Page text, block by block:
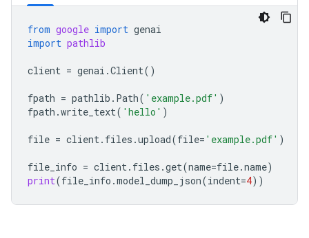
from google import genai
import pathlib
client = genai .Client()
fpath = pathlib . Path( 'example.pdf' )
fpath .write_text( 'hello' )
file = client. files .upload(file= 'example.pdf' )
file_info = client. files .get(name=file.name)
print(file_info .model_dump_json(indent=4))